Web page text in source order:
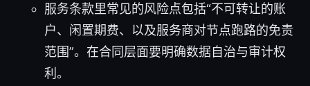
服务条款里常见的风险点包括“不可转让的账
户、闲置期费、以及服务商对节点跑路的免责
范围”。在合同层面要明确数据自治与审计权
利。